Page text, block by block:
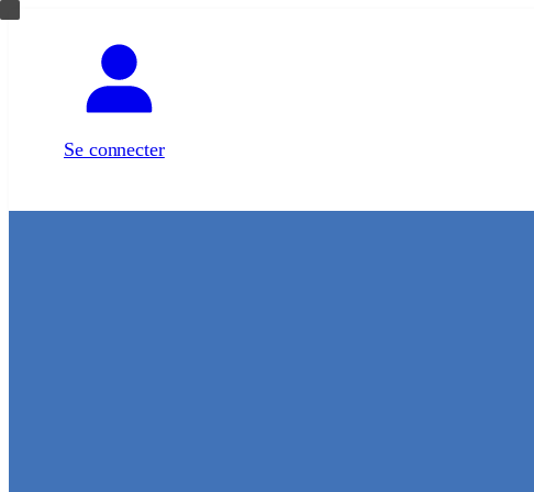
Aller
Se connecter